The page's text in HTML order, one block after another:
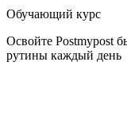
Обучающий курс
Освойте Postmypost
рутины каждый день